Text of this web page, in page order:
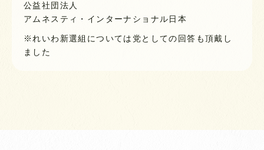
公益社団法人
アムネスティ・インターナショナル日本
※れいわ新選組については党としての回答も頂戴し
ました